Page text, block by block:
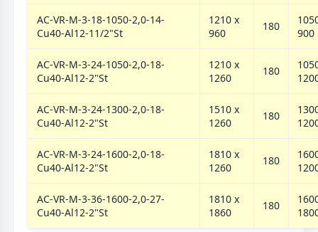
AC-VR-M-3-18-1050-2,0-14-
Cu40-Al12-11/2"St
1210 х
960
180
900
AC-VR-M-3-24-1050-2,0-18-
Cu40-Al12-2"St
1210 х
1260
180
AC-VR-M-3-24-1300-2,0-18-
Cu40-Al12-2"St
1510 х
1260
180
AC-VR-M-3-24-1600-2,0-18-
Cu40-Al12-2"St
1810 х
1260
180
AC-VR-M-3-36-1600-2,0-27-
Cu40-Al12-2"St
1810 х
1860
180